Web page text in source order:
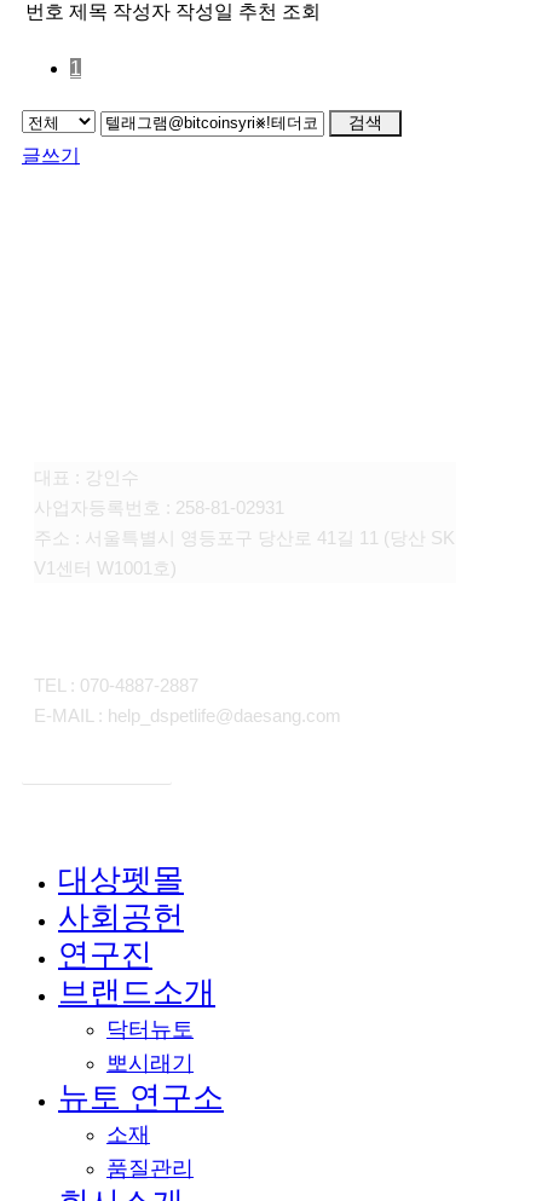
번호 제목 작성자 작성일 추천 조회
1
검색
글쓰기
대표 : 강인수
사업자등록번호 : 258-81-02931
주소 : 서울특별시 영등포구 당산로 41길 11 (당산 SK
V1센터 W1001호)
TEL : 070-4887-2887
E-MAIL : help_dspetlife@daesang.com
Close 대상펫몰
사회공헌
연구진
브랜드소개
닥터뉴토
뽀시래기
뉴토 연구소
소재
품질관리